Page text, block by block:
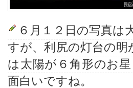
６月１２日の写真
すが、利尻の灯台の
は太陽が６角形のお
面白いですね。